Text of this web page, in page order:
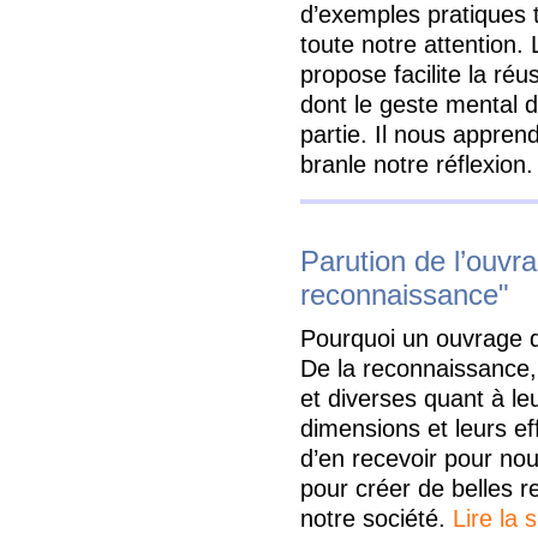
d’exemples
toute notre attention.
propose facilite la
dont le geste mental
partie. Il nous
branle notre
Parution de
reconnaissance"
Pourquoi un ouvrage
De la
et diverses quant à
dimensions et leurs
d’en recevoir pour
pour créer de belles
notre société. Lire la